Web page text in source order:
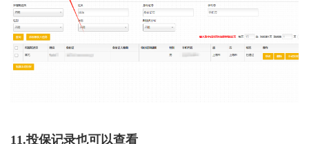
11.投保记录也可以查看